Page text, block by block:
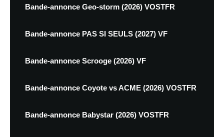
Bande-annonce Geo-storm (2026) VOSTFR
Bande-annonce PAS SI SEULS (2027) VF
Bande-annonce Scrooge (2026) VF
Bande-annonce Coyote vs ACME (2026) VOSTFR
Bande-annonce Babystar (2026) VOSTFR